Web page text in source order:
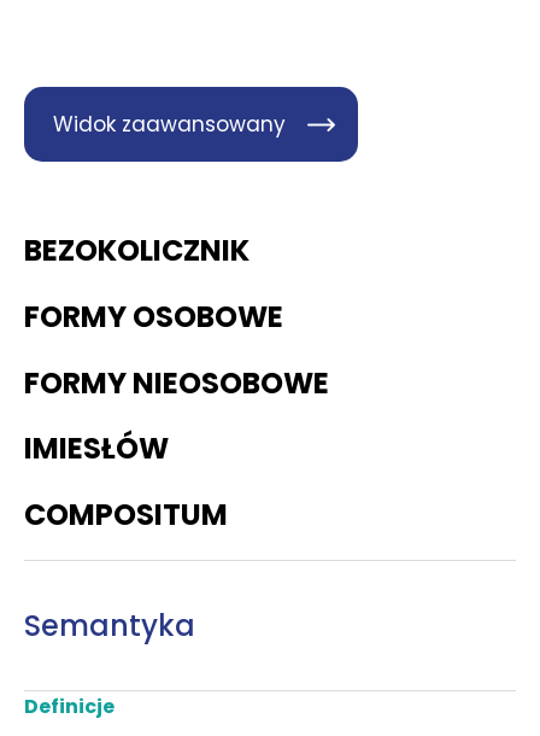
Widok zaawansowany
BEZOKOLICZNIK
FORMY OSOBOWE
FORMY NIEOSOBOWE
IMIESŁÓW
COMPOSITUM
Semantyka
Definicje